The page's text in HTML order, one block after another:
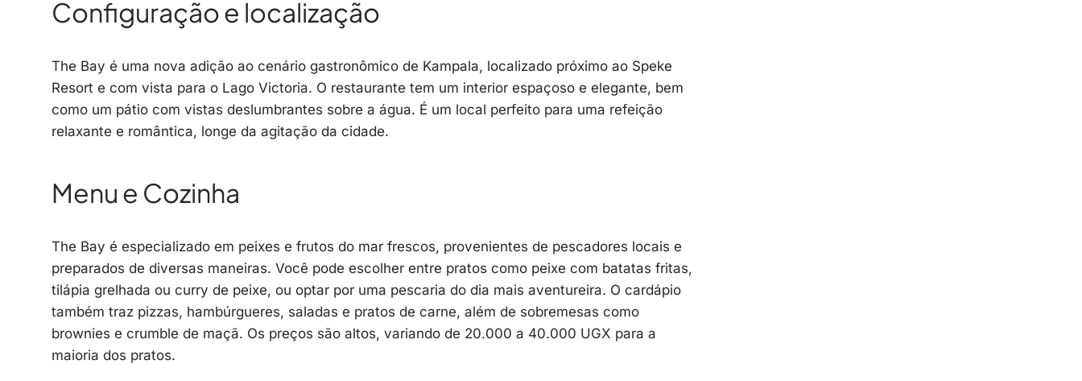
Configuração e localização
The Bay é uma nova adição ao cenário gastronômico de Kampala, localizado próximo ao Speke
Resort e com vista para o Lago Victoria. O restaurante tem um interior espaçoso e elegante, bem
como um pátio com vistas deslumbrantes sobre a água. É um local perfeito para uma refeição
relaxante e romântica, longe da agitação da cidade.
Menu e Cozinha
The Bay é especializado em peixes e frutos do mar frescos, provenientes de pescadores locais e
preparados de diversas maneiras. Você pode escolher entre pratos como peixe com batatas fritas,
tilápia grelhada ou curry de peixe, ou optar por uma pescaria do dia mais aventureira. O cardápio
também traz pizzas, hambúrgueres, saladas e pratos de carne, além de sobremesas como
brownies e crumble de maçã. Os preços são altos, variando de 20.000 a 40.000 UGX para a
maioria dos pratos.